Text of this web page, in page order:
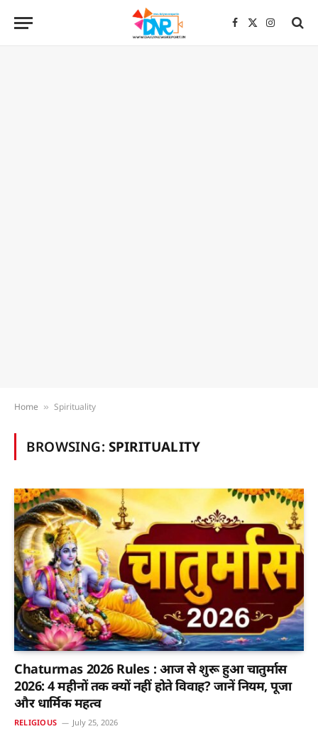
Facebook
X
Home » Spirituality
BROWSING: SPIRITUALITY
Chaturmas 2026 Rules : आज से शुरू हुआ चातुर्मास
2026: 4 महीनों तक क्यों नहीं होते विवाह? जानें नियम, पूजा
और धार्मिक महत्व
RELIGIOUS July 25, 2026